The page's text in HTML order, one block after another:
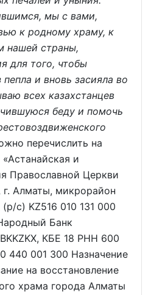
мы с вами,
к родному храму, к
нашей страны,
для того, чтобы
и вновь засияла во
всех казахстанцев
беду и помочь
перечислить на
и
Православной Церкви
г. Алматы, микрорайон
с) KZ516 010 131 000
Банк
КБЕ 18 РНН 600
440 001 300 Назначение
на восстановление
храма города Алматы